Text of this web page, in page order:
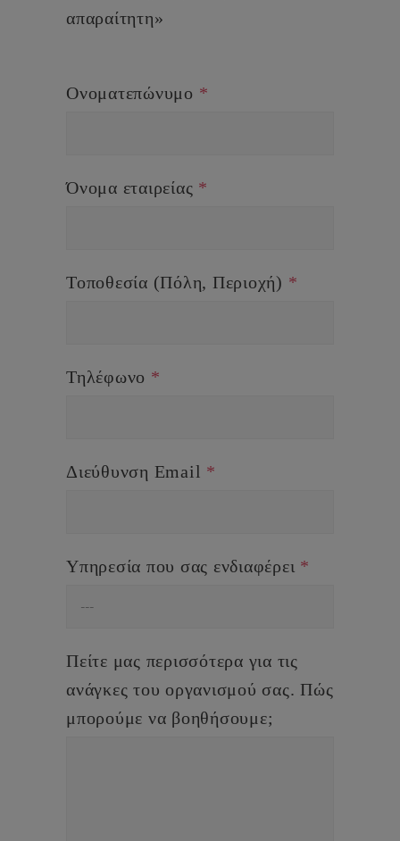
απαραίτητη»
Ονοματεπώνυμο *
Όνομα εταιρείας *
Τοποθεσία (Πόλη, Περιοχή) *
Τηλέφωνο *
Διεύθυνση Email *
Υπηρεσία που σας ενδιαφέρει *
Πείτε μας περισσότερα για τις
ανάγκες του οργανισμού σας. Πώς
μπορούμε να βοηθήσουμε;